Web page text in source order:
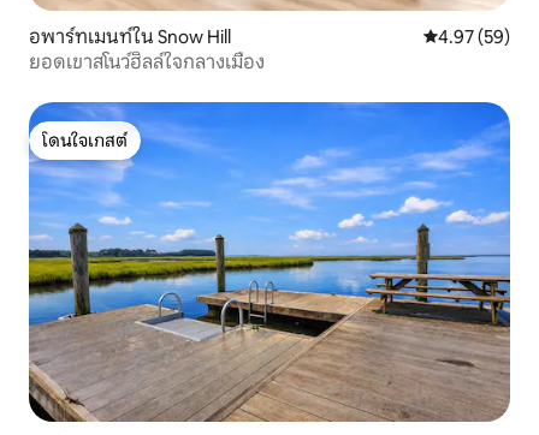
อพาร์ทเมนท์ใน Snow Hill คะแนนเฉลี่ย
4.97 (59)
ยอดเขาสโนว์ฮิลล์ใจกลางเมือง
โดนใจเกสต์
โดนใจเกสต์